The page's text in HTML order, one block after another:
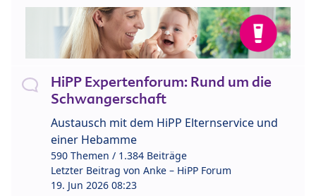
HiPP Expertenforum: Rund um die
Schwangerschaft
Austausch mit dem HiPP Elternservice und
einer Hebamme
590 Themen / 1.384 Beiträge
Letzter Beitrag von Anke – HiPP Forum
19. Jun 2026 08:23